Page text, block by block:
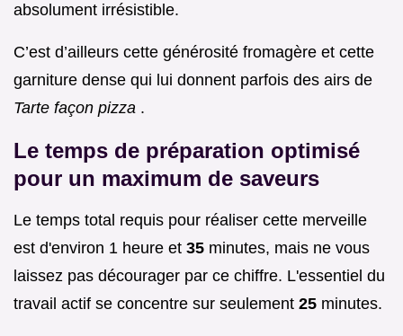
absolument irrésistible.
C’est d’ailleurs cette générosité fromagère et cette
garniture dense qui lui donnent parfois des airs de
Tarte façon pizza .
Le temps de préparation optimisé
pour un maximum de saveurs
Le temps total requis pour réaliser cette merveille
est d'environ 1 heure et 35 minutes, mais ne vous
laissez pas décourager par ce chiffre. L'essentiel du
travail actif se concentre sur seulement 25 minutes.